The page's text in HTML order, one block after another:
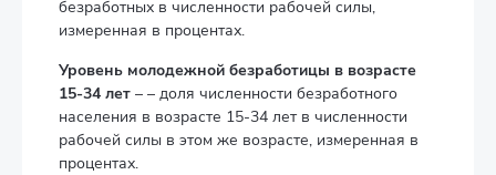
безработных в численности рабочей силы,
измеренная в процентах.
Уровень молодежной безработицы в возрасте
15-34 лет – – доля численности безработного
населения в возрасте 15-34 лет в численности
рабочей силы в этом же возрасте, измеренная в
процентах.